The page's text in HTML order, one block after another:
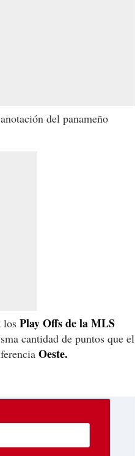
del panameño
los Play Offs de la MLS
cantidad de puntos que el
Oeste.